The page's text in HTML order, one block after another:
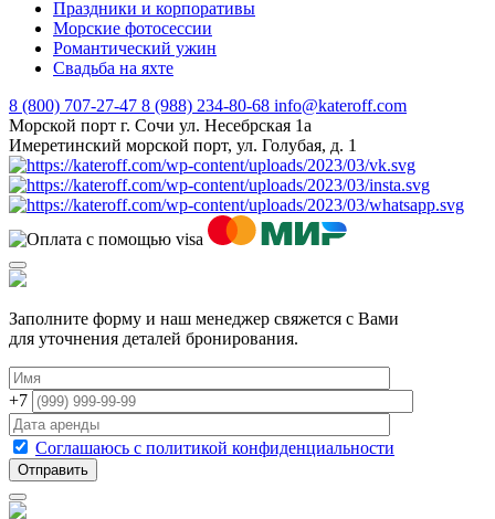
Праздники и корпоративы
Морские фотосессии
Романтический ужин
Свадьба на яхте
8 (800) 707-27-47 8 (988) 234-80-68 info@kateroff.com
Морской порт г. Сочи ул. Несебрская 1а
Имеретинский морской порт, ул. Голубая, д. 1
Заполните форму и наш менеджер свяжется с Вами
для уточнения деталей бронирования.
+7
Соглашаюсь с политикой конфиденциальности